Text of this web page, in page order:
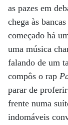
as pazes em
chega às
começado há
uma música
falando de um
compôs o rap
parar de
frente numa
indomáveis